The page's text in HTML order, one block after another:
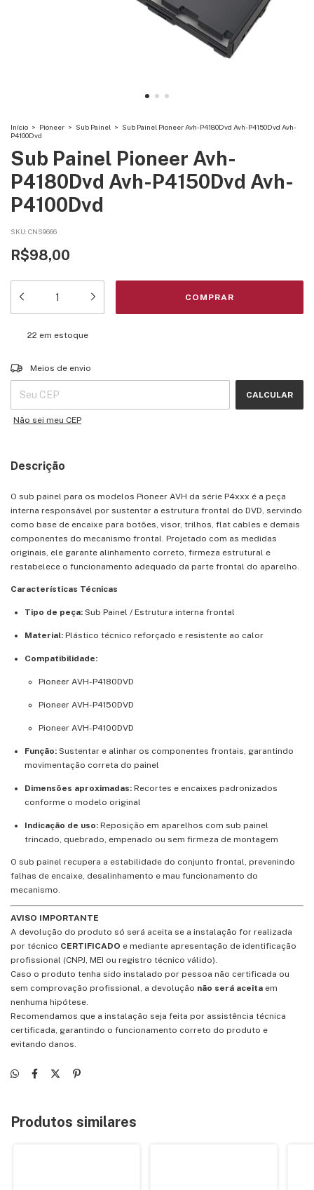
Início > Pioneer > Sub Painel > Sub Painel Pioneer Avh-P4180Dvd Avh-P4150Dvd Avh-
P4100Dvd
Sub Painel Pioneer Avh-
P4180Dvd Avh-P4150Dvd Avh-
P4100Dvd
SKU: CNS9666
R$98,00
22 em estoque
Entregas para o CEP:
Meios de envio
CALCULAR
Não sei meu CEP
Descrição
O sub painel para os modelos Pioneer AVH da série P4xxx é a peça
interna responsável por sustentar a estrutura frontal do DVD, servindo
como base de encaixe para botões, visor, trilhos, flat cables e demais
componentes do mecanismo frontal. Projetado com as medidas
originais, ele garante alinhamento correto, firmeza estrutural e
restabelece o funcionamento adequado da parte frontal do aparelho.
Características Técnicas
Tipo de peça: Sub Painel / Estrutura interna frontal
Material: Plástico técnico reforçado e resistente ao calor
Compatibilidade:
Pioneer AVH-P4180DVD
Pioneer AVH-P4150DVD
Pioneer AVH-P4100DVD
Função: Sustentar e alinhar os componentes frontais, garantindo
movimentação correta do painel
Dimensões aproximadas: Recortes e encaixes padronizados
conforme o modelo original
Indicação de uso: Reposição em aparelhos com sub painel
trincado, quebrado, empenado ou sem firmeza de montagem
O sub painel recupera a estabilidade do conjunto frontal, prevenindo
falhas de encaixe, desalinhamento e mau funcionamento do
mecanismo.
AVISO IMPORTANTE
A devolução do produto só será aceita se a instalação for realizada
por técnico CERTIFICADO e mediante apresentação de identificação
profissional (CNPJ, MEI ou registro técnico válido).
Caso o produto tenha sido instalado por pessoa não certificada ou
sem comprovação profissional, a devolução não será aceita em
nenhuma hipótese.
Recomendamos que a instalação seja feita por assistência técnica
certificada, garantindo o funcionamento correto do produto e
evitando danos.
Produtos similares